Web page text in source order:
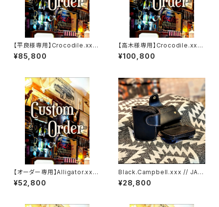
【平良様専用】Crocodile.xxx.
ORIENTAL-BLUE.Edition// J
ACK.RIDE.MSW
¥85,800
【高木様専用】Crocodile.xx
x."HIMARAYA".Edition// JAC
K.RIDE.SSW
¥100,800
【オーダー専用】Alligator.xxx.
Peacock,Blue.Edition// JA
CK.RIDE.SSW
¥52,800
Black.Campbell.xxx // JAC
K.RIDE.SSW
¥28,800